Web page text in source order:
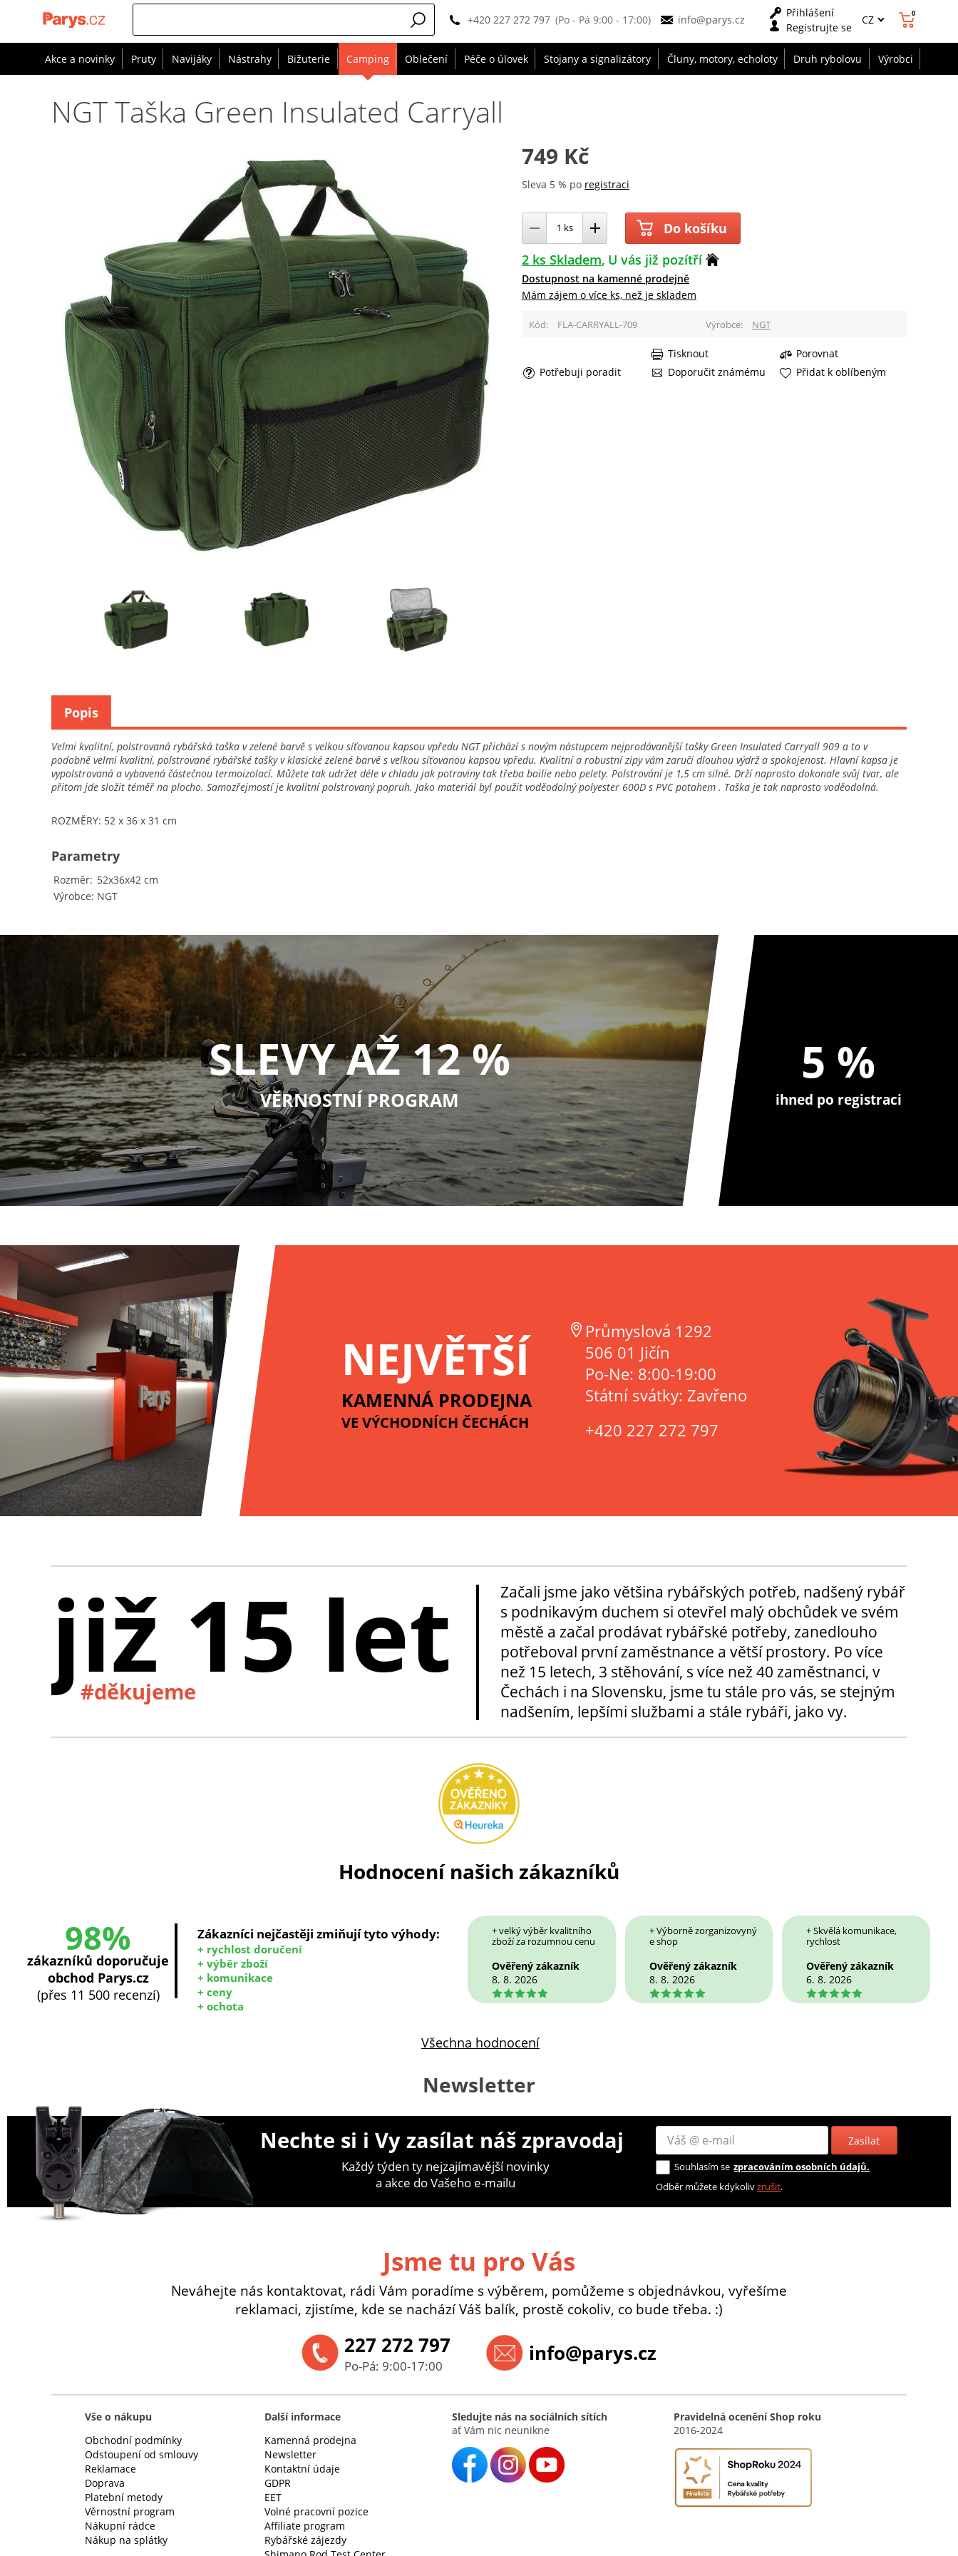
+420 227 272 797 (Po - Pá 9:00 - 17:00) info@parys.cz
Přihlášení
Registrujte se
CZ 0
Akce a novinky Pruty Navijáky Nástrahy Bižuterie Camping Oblečení Péče o úlovek Stojany a signalizátory Čluny, motory, echoloty Druh rybolovu Výrobci
NGT Taška Green Insulated Carryall
749 Kč
Sleva 5 % po registraci
Do košíku
2 ks Skladem U vás již pozítří
Dostupnost na kamenné prodejně
Mám zájem o více ks, než je skladem
Kód FLA-CARRYALL-709 Výrobce NGT
Porovnat
Potřebuji poradit
Doporučit známému
Tisknout
Přidat k oblíbeným
Velmi kvalitní, polstrovaná rybářská taška v zelené barvě s velkou síťovanou kapsou vpředu NGT přichází s novým nástupcem nejprodávanější tašky Green Insulated Carryall 909 a to v
podobně velmi kvalitní, polstrované rybářské tašky v klasické zelené barvě s velkou síťovanou kapsou vpředu. Kvalitní a robustní zipy vám zaručí dlouhou výdrž a spokojenost. Hlavní kapsa je
vypolstrovaná a vybavená částečnou termoizolací. Můžete tak udržet déle v chladu jak potraviny tak třeba boilie nebo pelety. Polstrování je 1,5 cm silné. Drží naprosto dokonale svůj tvar, ale
přitom jde složit téměř na plocho. Samozřejmostí je kvalitní polstrovaný popruh. Jako materiál byl použit voděodolný polyester 600D s PVC potahem . Taška je tak naprosto voděodolná.
ROZMĚRY: 52 x 36 x 31 cm
Rozměr 52x36x42 cm
Výrobce NGT
Parametry
Popis
SLEVY AŽ 12 %
VĚRNOSTNÍ PROGRAM
5 %
ihned po registraci
NEJVĚTŠÍ
KAMENNÁ PRODEJNA
VE VÝCHODNÍCH ČECHÁCH
Průmyslová 1292
506 01 Jičín
Po-Ne: 8:00-19:00
Státní svátky: Zavřeno
+420 227 272 797
již 15 let
#děkujeme
Začali jsme jako většina rybářských potřeb, nadšený rybář
s podnikavým duchem si otevřel malý obchůdek ve svém
městě a začal prodávat rybářské potřeby, zanedlouho
potřeboval první zaměstnance a větší prostory. Po více
než 15 letech, 3 stěhování, s více než 40 zaměstnanci, v
Čechách i na Slovensku, jsme tu stále pro vás, se stejným
nadšením, lepšími službami a stále rybáři, jako vy.
Hodnocení našich zákazníků
98%
zákazníků doporučuje
obchod Parys.cz
(přes 11 500 recenzí)
Zákazníci nejčastěji zmiňují tyto výhody:
+ rychlost doručení
+ výběr zboží
+ komunikace
+ ceny
+ ochota
+ velký výběr kvalitního
zboží za rozumnou cenu
Ověřený zákazník
8. 8. 2026
5
+ Výborně zorganizovyný
e shop
Ověřený zákazník
8. 8. 2026
5
+ Skvělá komunikace,
rychlost
Ověřený zákazník
6. 8. 2026
5
Všechna hodnocení
Newsletter
Nechte si i Vy zasílat náš zpravodaj Zasílat
Každý týden ty nejzajímavější novinky
a akce do Vašeho e-mailu
Souhlasím se zpracováním osobních údajů.
Odběr můžete kdykolivzrušit.
Jsme tu pro Vás
Neváhejte nás kontaktovat, rádi Vám poradíme s výběrem, pomůžeme s objednávkou, vyřešíme
reklamaci, zjistíme, kde se nachází Váš balík, prostě cokoliv, co bude třeba. :)
227 272 797
Po-Pá: 9:00-17:00 info@parys.cz
Vše o nákupu
Obchodní podmínky
Odstoupení od smlouvy
Reklamace
Doprava
Platební metody
Věrnostní program
Nákupní rádce
Nákup na splátky
Další informace
Kamenná prodejna
Newsletter
Kontaktní údaje
GDPR
EET
Volné pracovní pozice
Affiliate program
Rybářské zájezdy
Sledujte nás na sociálních sítích
ať Vám nic neunikne
Pravidelná ocenění Shop roku
2016-2024